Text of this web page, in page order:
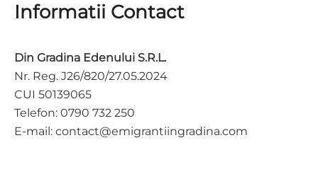
Informatii Contact
Din Gradina Edenului S.R.L.
Nr. Reg. J26/820/27.05.2024
CUI 50139065
Telefon: 0790 732 250
E-mail: contact@emigrantiingradina.com